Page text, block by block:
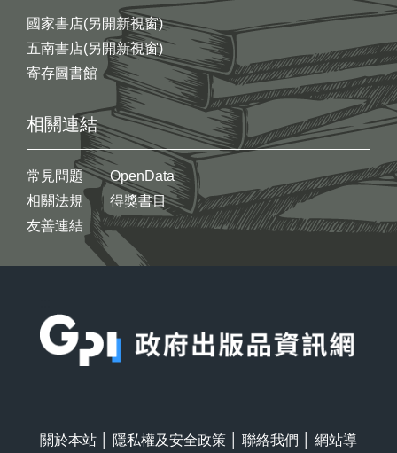
國家書店(另開新視窗)
五南書店(另開新視窗)
寄存圖書館
相關連結
常見問題
相關法規
友善連結
OpenData
得獎書目
關於本站 隱私權及安全政策 聯絡我們
網站導